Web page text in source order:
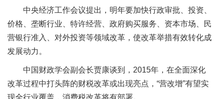
中央经济工作会议提出，明年要加快行政审批、投资、
价格、垄断行业、特许经营、政府购买服务、资本市场、民
营银行准入、对外投资等领域改革，使改革举措有效转化成
发展动力。
中国财政学会副会长贾康谈到，2015年，在全面深化
改革过程中打头阵的财税改革或出现亮点，“营改增”有望实
现全行业覆盖，消费税改革将有部署。